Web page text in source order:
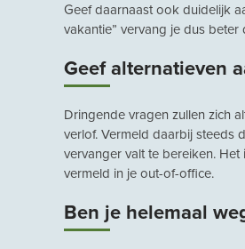
Geef daarnaast ook duidelijk
vakantie” vervang je dus
Geef alternatieven
Dringende vragen zullen zich
verlof. Vermeld daarbij steeds
vervanger valt te bereiken.
vermeld in je out-of-office.
Ben je helemaal